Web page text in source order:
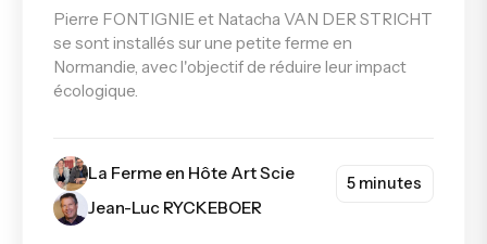
Pierre FONTIGNIE et Natacha VAN DER STRICHT
se sont installés sur une petite ferme en
Normandie, avec l'objectif de réduire leur impact
écologique.
La Ferme en Hôte Art Scie
Jean-Luc RYCKEBOER
5 minutes